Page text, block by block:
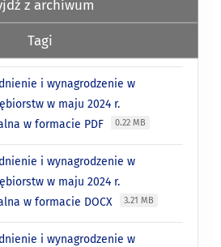
z archiwum
Tagi
i wynagrodzenie w
w maju 2024 r.
w formacie PDF
0.22 MB
i wynagrodzenie w
w maju 2024 r.
w formacie DOCX
3.21 MB
i wynagrodzenie w